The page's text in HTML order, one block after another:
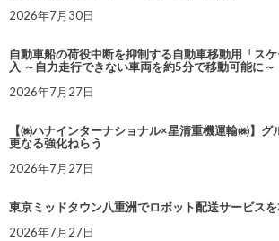
2026年7月30日
自動車船の荷役中断を抑制する自動車移動用「ス
入 ～自力走行できない車両を約5分で移動可能に～
2026年7月27日
【㈱ハナインターナショナル×星清重機運輸㈱】
更なる強化ねらう
2026年7月27日
東京ミッドタウン八重洲でロボット配送サービス
2026年7月27日